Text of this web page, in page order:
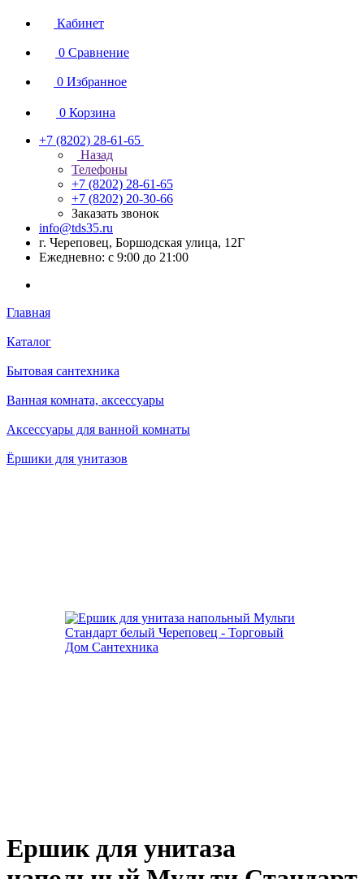
Кабинет
0 Сравнение
0 Избранное
0 Корзина
+7 (8202) 28‑61-65
Назад
Телефоны
+7 (8202) 28‑61-65
+7 (8202) 20‑30-66
Заказать звонок
info@tds35.ru
г. Череповец, Боршодская улица, 12Г
Ежедневно: с 9:00 до 21:00
Главная
Каталог
Бытовая сантехника
Ванная комната, аксессуары
Аксессуары для ванной комнаты
Ёршики для унитазов
Ершик для унитаза